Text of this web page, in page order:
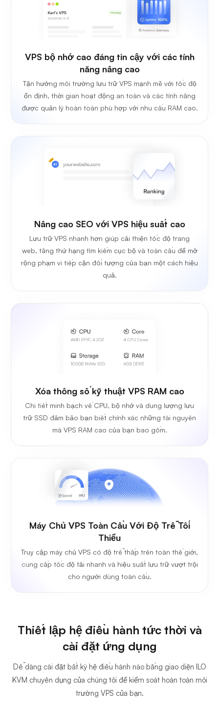
VPS bộ nhớ cao đáng tin cậy với các tính
năng nâng cao
Tận hưởng môi trường lưu trữ VPS mạnh mẽ với tốc độ
ổn định, thời gian hoạt động an toàn và các tính năng
được quản lý hoàn toàn phù hợp với nhu cầu RAM cao.
Nâng cao SEO với VPS hiệu suất cao
Lưu trữ VPS nhanh hơn giúp cải thiện tốc độ trang
web, tăng thứ hạng tìm kiếm cục bộ và toàn cầu để mở
rộng phạm vi tiếp cận đối tượng của bạn một cách hiệu
quả.
Xóa thông số kỹ thuật VPS RAM cao
Chi tiết minh bạch về CPU, bộ nhớ và dung lượng lưu
trữ SSD đảm bảo bạn biết chính xác những tài nguyên
mà VPS RAM cao của bạn bao gồm.
Máy Chủ VPS Toàn Cầu Với Độ Trễ Tối
Thiểu
Truy cập máy chủ VPS có độ trễ thấp trên toàn thế giới,
cung cấp tốc độ tải nhanh và hiệu suất lưu trữ vượt trội
cho người dùng toàn cầu.
Thiết lập hệ điều hành tức thời và
cài đặt ứng dụng
Dễ dàng cài đặt bất kỳ hệ điều hành nào bằng giao diện ILO
KVM chuyên dụng của chúng tôi để kiểm soát hoàn toàn môi
trường VPS của bạn.